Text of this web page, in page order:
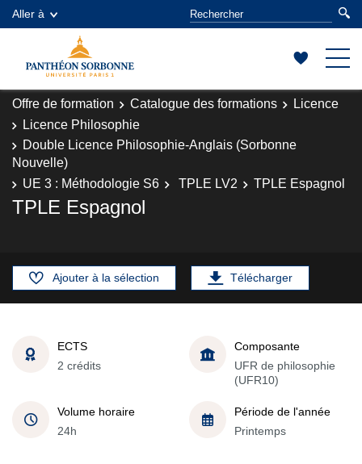
Aller à
Offre de formation Catalogue des formations
Licence
Licence Philosophie
Double Licence Philosophie-Anglais (Sorbonne
Nouvelle)
UE 3 : Méthodologie S6
TPLE LV2 TPLE Espagnol
TPLE Espagnol
Ajouter à la sélection Télécharger
ECTS
2 crédits
Composante
UFR de philosophie
(UFR10)
Volume horaire
24h
Période de l'année
Printemps